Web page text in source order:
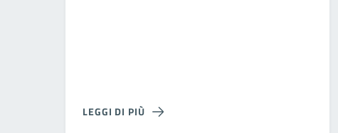
LEGGI DI PIÙ